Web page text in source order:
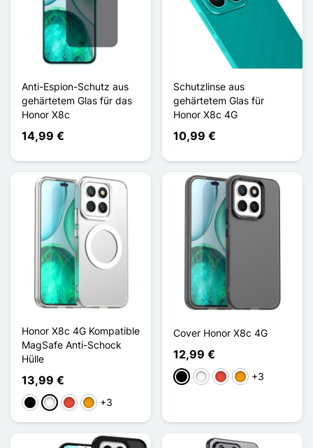
Anti-Espion-Schutz aus
gehärtetem Glas für das
Honor X8c
14,99 €
Schutzlinse aus
gehärtetem Glas für
Honor X8c 4G
10,99 €
Honor X8c 4G Kompatible
MagSafe Anti-Schock
Hülle
13,99 €
Schwarz
WeißRot Orange
+3
Cover Honor X8c 4G
12,99 €
Schwarz
WeißRot Orange
+3